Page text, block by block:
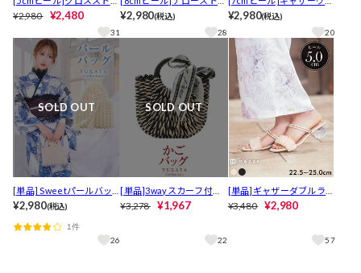
ップ厚底サンダル【2026
年新作/YUKATA by dazz
y】
¥2,980 ¥2,480
31
ップ厚底サンダル【2026
年新作/YUKATA by dazz
y】
¥2,980(税込)
28
ッジソールサンダル【202
6年新作/YUKATA by dazz
y】
¥2,980(税込)
20
SOLD OUT
[単品] Sweetパールバッ
グ【YUKATA by dazzy 20
¥2,980(税込)
1件
26
SOLD OUT
[単品]3wayスカーフ付き
モノトーンかごバッグ【2
¥3,278 ¥1,967
22
[単品]ギャザーダブルライ
ンキャバヒールサンダル
¥3,480 ¥2,980
57